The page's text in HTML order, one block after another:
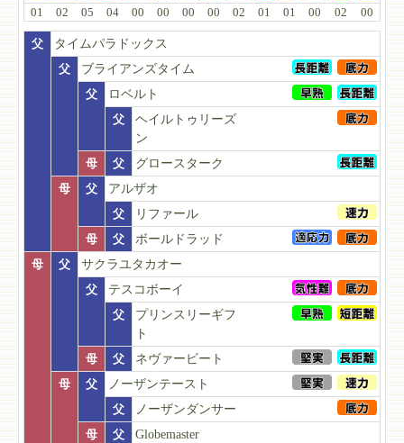
01 02 05 04 00 00 00 00 02 01 01 00 02 00
父
タイムパラドックス
父
ブライアンズタイム
父
ロベルト
父
ヘイルトゥリーズ
ン
母
父
グロースターク
母
父
アルザオ
父
リファール
母
父
ボールドラッド
母
父
サクラユタカオー
父
テスコボーイ
父
プリンスリーギフ
ト
母
父
ネヴァービート
母
父
ノーザンテースト
父
ノーザンダンサー
母
父 Globemaster